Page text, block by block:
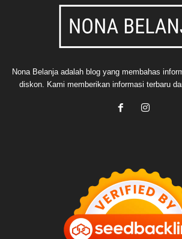
Nona Belanja adalah blog yang membahas
diskon. Kami memberikan informasi terbaru